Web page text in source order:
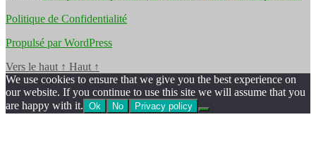
Politique de Confidentialité
Propulsé par WordPress
Vers le haut ↑ Haut ↑
We use cookies to ensure that we give you the best experience on
our website. If you continue to use this site we will assume that you
are happy with it. Ok No Privacy policy